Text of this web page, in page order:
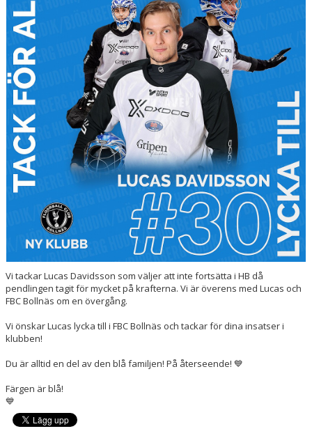
BILDER
DOKUMENT
KONTAKT
WEBBSÄNDNINGAR
Vi tackar Lucas Davidsson som väljer att inte fortsätta i HB då
pendlingen tagit för mycket på krafterna. Vi är överens med Lucas och
FBC Bollnäs om en övergång.
Vi önskar Lucas lycka till i FBC Bollnäs och tackar för dina insatser i
klubben!
Du är alltid en del av den blå familjen! På återseende! 💙
Färgen är blå!
💙